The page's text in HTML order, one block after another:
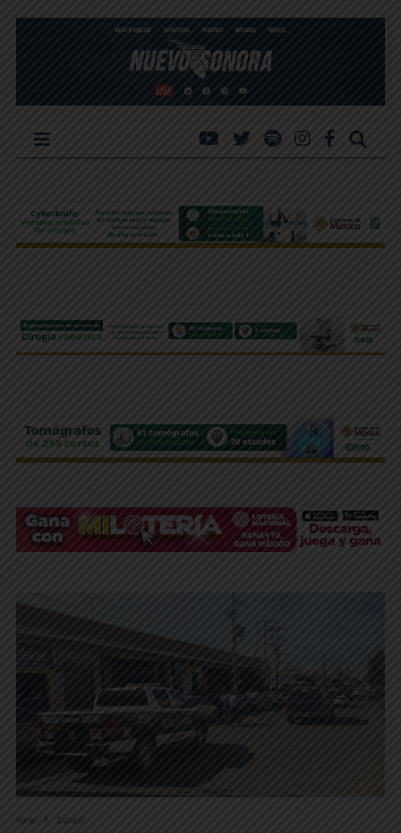
Home Estatal